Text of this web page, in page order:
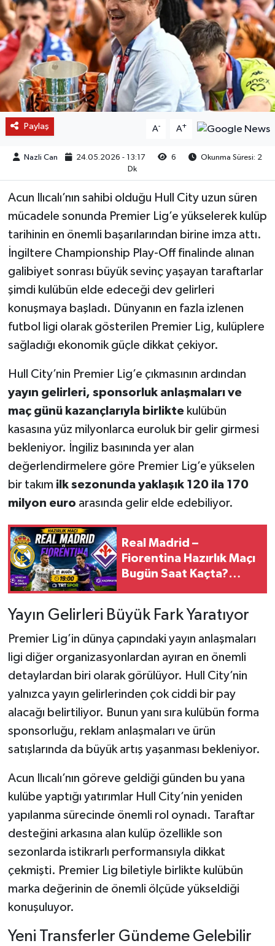
Paylaş A- A+
Nazli Can 24.05.2026 - 13:17 6
Okunma Süresi: 2
Dk
Acun Ilıcalı’nın sahibi olduğu Hull City uzun süren
mücadele sonunda Premier Lig’e yükselerek kulüp
tarihinin en önemli başarılarından birine imza attı.
İngiltere Championship Play-Off finalinde alınan
galibiyet sonrası büyük sevinç yaşayan taraftarlar
şimdi kulübün elde edeceği dev gelirleri
konuşmaya başladı. Dünyanın en fazla izlenen
futbol ligi olarak gösterilen Premier Lig, kulüplere
sağladığı ekonomik güçle dikkat çekiyor.
Hull City’nin Premier Lig’e çıkmasının ardından
yayın gelirleri, sponsorluk anlaşmaları ve
maç günü kazançlarıyla birliktekulübün
kasasına yüz milyonlarca euroluk bir gelir girmesi
bekleniyor. İngiliz basınında yer alan
değerlendirmelere göre Premier Lig’e yükselen
bir takım ilk sezonunda yaklaşık 120 ila 170
milyon euro arasında gelir elde edebiliyor.
Real Madrid –
Fiorentina Hazırlık Maçı
Bugün Saat Kaçta?
Yayın Gelirleri Büyük Fark Yaratıyor
Premier Lig’in dünya çapındaki yayın anlaşmaları
ligi diğer organizasyonlardan ayıran en önemli
detaylardan biri olarak görülüyor. Hull City’nin
yalnızca yayın gelirlerinden çok ciddi bir pay
alacağı belirtiliyor. Bunun yanı sıra kulübün forma
sponsorluğu, reklam anlaşmaları ve ürün
satışlarında da büyük artış yaşanması bekleniyor.
Acun Ilıcalı’nın göreve geldiği günden bu yana
kulübe yaptığı yatırımlar Hull City’nin yeniden
yapılanma sürecinde önemli rol oynadı. Taraftar
desteğini arkasına alan kulüp özellikle son
sezonlarda istikrarlı performansıyla dikkat
çekmişti. Premier Lig biletiyle birlikte kulübün
marka değerinin de önemli ölçüde yükseldiği
konuşuluyor.
Yeni Transferler Gündeme Gelebilir